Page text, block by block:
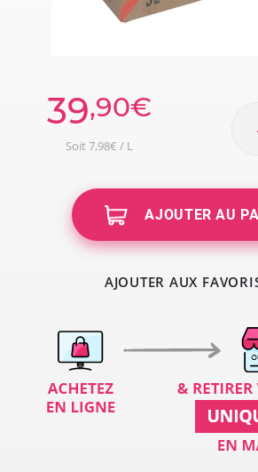
39,90€
Soit 7,98€ / L
AJOUTER AU
AJOUTER AUX